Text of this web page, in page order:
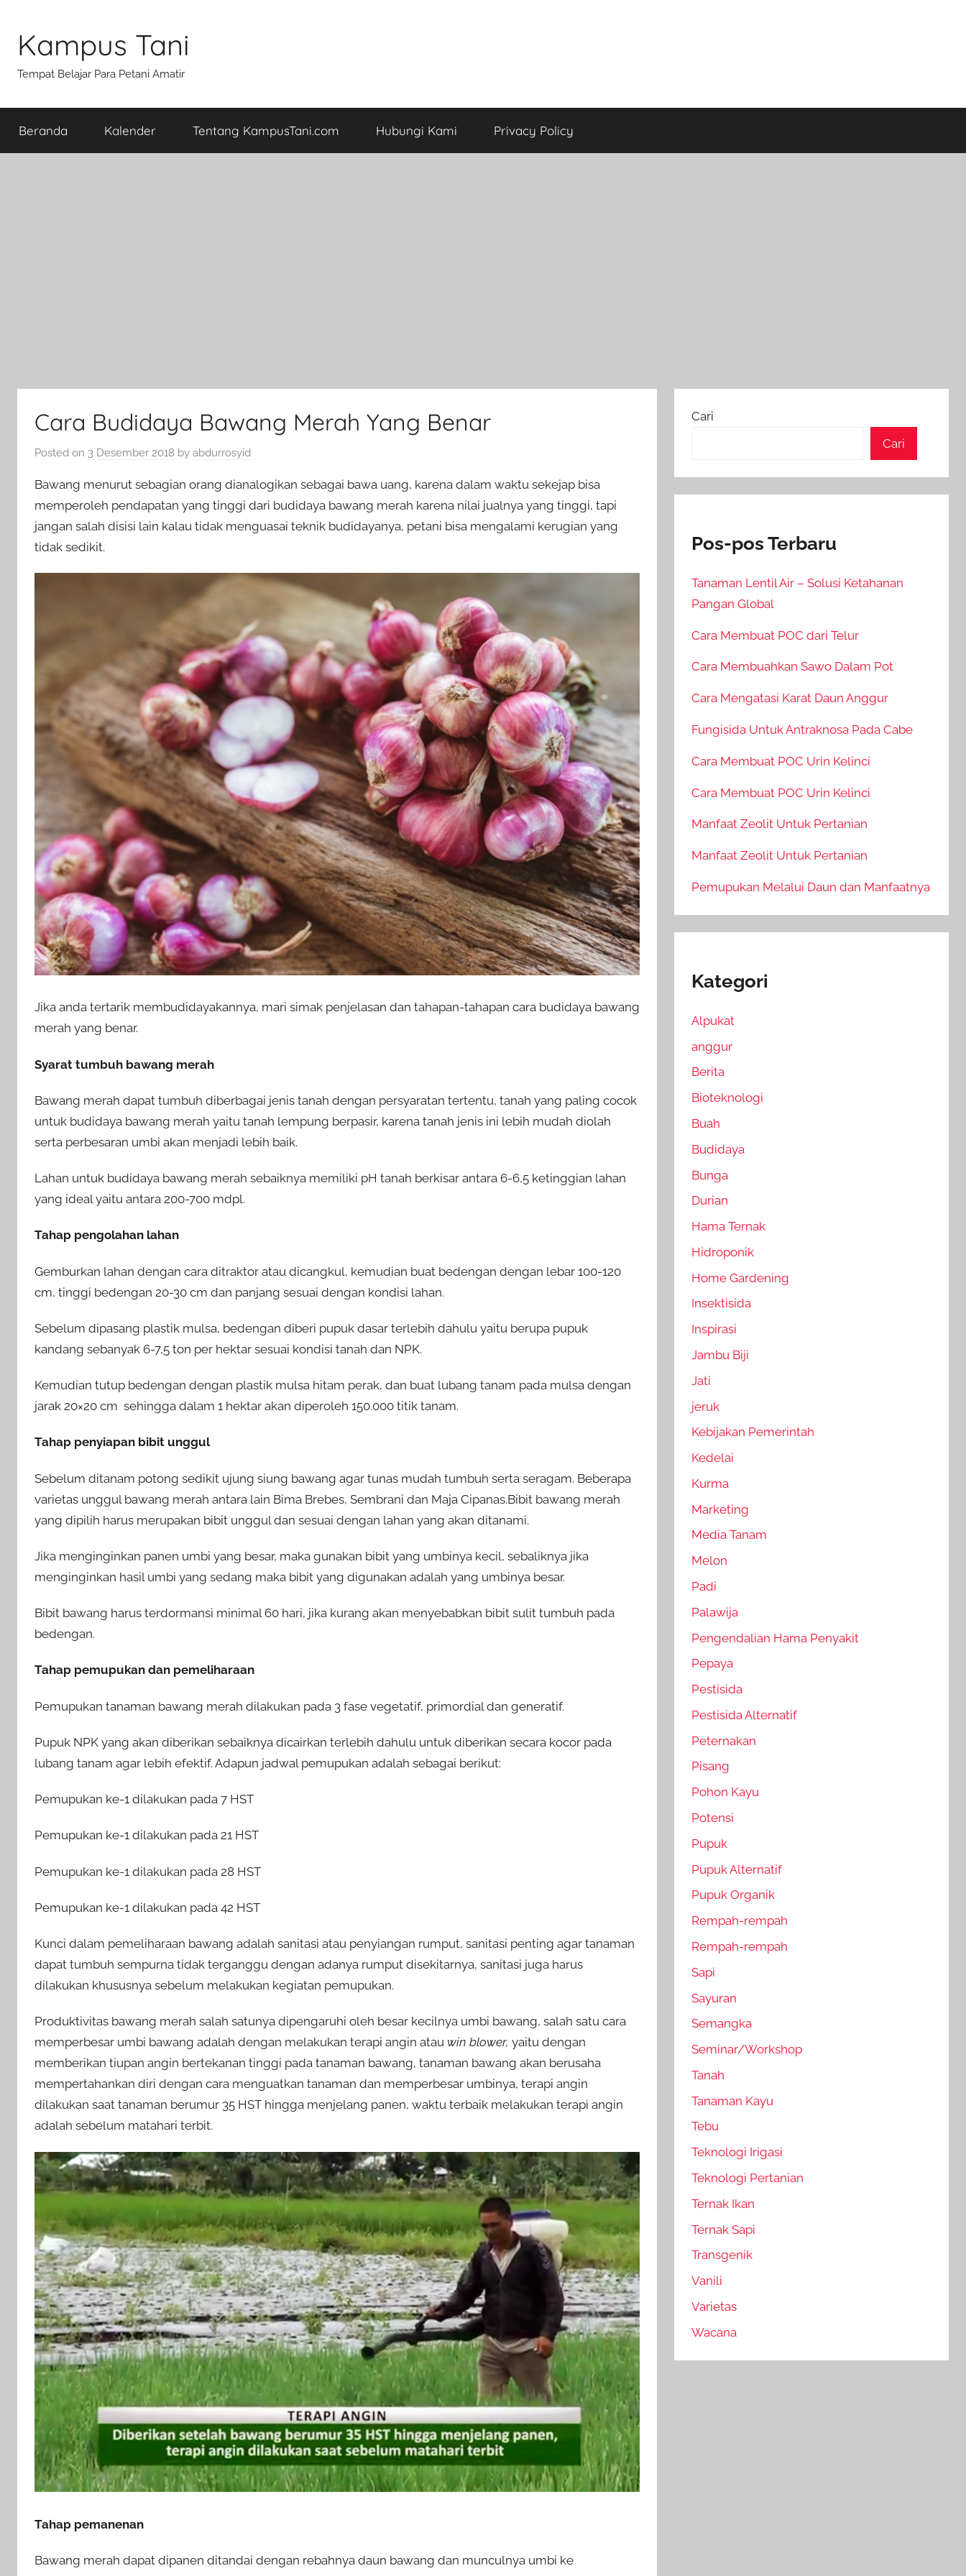
content
Kampus Tani
Tempat Belajar Para Petani Amatir
Beranda Kalender Tentang KampusTani.com Hubungi Kami Privacy Policy
Cara Budidaya Bawang Merah Yang Benar
Posted on 3 Desember 2018 by abdurrosyid
Bawang menurut sebagian orang dianalogikan sebagai bawa uang, karena dalam waktu sekejap bisa
memperoleh pendapatan yang tinggi dari budidaya bawang merah karena nilai jualnya yang tinggi, tapi
jangan salah disisi lain kalau tidak menguasai teknik budidayanya, petani bisa mengalami kerugian yang
tidak sedikit.
Jika anda tertarik membudidayakannya, mari simak penjelasan dan tahapan-tahapan cara budidaya bawang
merah yang benar.
Syarat tumbuh bawang merah
Bawang merah dapat tumbuh diberbagai jenis tanah dengan persyaratan tertentu, tanah yang paling cocok
untuk budidaya bawang merah yaitu tanah lempung berpasir, karena tanah jenis ini lebih mudah diolah
serta perbesaran umbi akan menjadi lebih baik.
Lahan untuk budidaya bawang merah sebaiknya memiliki pH tanah berkisar antara 6-6,5 ketinggian lahan
yang ideal yaitu antara 200-700 mdpl.
Tahap pengolahan lahan
Gemburkan lahan dengan cara ditraktor atau dicangkul, kemudian buat bedengan dengan lebar 100-120
cm, tinggi bedengan 20-30 cm dan panjang sesuai dengan kondisi lahan.
Sebelum dipasang plastik mulsa, bedengan diberi pupuk dasar terlebih dahulu yaitu berupa pupuk
kandang sebanyak 6-7,5 ton per hektar sesuai kondisi tanah dan NPK.
Kemudian tutup bedengan dengan plastik mulsa hitam perak, dan buat lubang tanam pada mulsa dengan
jarak 20×20 cm sehingga dalam 1 hektar akan diperoleh 150.000 titik tanam.
Tahap penyiapan bibit unggul
Sebelum ditanam potong sedikit ujung siung bawang agar tunas mudah tumbuh serta seragam. Beberapa
varietas unggul bawang merah antara lain Bima Brebes, Sembrani dan Maja Cipanas.Bibit bawang merah
yang dipilih harus merupakan bibit unggul dan sesuai dengan lahan yang akan ditanami.
Jika menginginkan panen umbi yang besar, maka gunakan bibit yang umbinya kecil, sebaliknya jika
menginginkan hasil umbi yang sedang maka bibit yang digunakan adalah yang umbinya besar.
Bibit bawang harus terdormansi minimal 60 hari, jika kurang akan menyebabkan bibit sulit tumbuh pada
bedengan.
Tahap pemupukan dan pemeliharaan
Pemupukan tanaman bawang merah dilakukan pada 3 fase vegetatif, primordial dan generatif.
Pupuk NPK yang akan diberikan sebaiknya dicairkan terlebih dahulu untuk diberikan secara kocor pada
lubang tanam agar lebih efektif. Adapun jadwal pemupukan adalah sebagai berikut:
Pemupukan ke-1 dilakukan pada 7 HST
Pemupukan ke-1 dilakukan pada 21 HST
Pemupukan ke-1 dilakukan pada 28 HST
Pemupukan ke-1 dilakukan pada 42 HST
Kunci dalam pemeliharaan bawang adalah sanitasi atau penyiangan rumput, sanitasi penting agar tanaman
dapat tumbuh sempurna tidak terganggu dengan adanya rumput disekitarnya, sanitasi juga harus
dilakukan khususnya sebelum melakukan kegiatan pemupukan.
Produktivitas bawang merah salah satunya dipengaruhi oleh besar kecilnya umbi bawang, salah satu cara
memperbesar umbi bawang adalah dengan melakukan terapi angin atau win blower, yaitu dengan
memberikan tiupan angin bertekanan tinggi pada tanaman bawang, tanaman bawang akan berusaha
mempertahankan diri dengan cara menguatkan tanaman dan memperbesar umbinya, terapi angin
dilakukan saat tanaman berumur 35 HST hingga menjelang panen, waktu terbaik melakukan terapi angin
adalah sebelum matahari terbit.
Tahap pemanenan
Bawang merah dapat dipanen ditandai dengan rebahnya daun bawang dan munculnya umbi ke
Cari
Cari
Pos-pos Terbaru
Tanaman Lentil Air – Solusi Ketahanan
Pangan Global
Cara Membuat POC dari Telur
Cara Membuahkan Sawo Dalam Pot
Cara Mengatasi Karat Daun Anggur
Fungisida Untuk Antraknosa Pada Cabe
Cara Membuat POC Urin Kelinci
Cara Membuat POC Urin Kelinci
Manfaat Zeolit Untuk Pertanian
Manfaat Zeolit Untuk Pertanian
Pemupukan Melalui Daun dan Manfaatnya
Kategori
Alpukat
anggur
Berita
Bioteknologi
Buah
Budidaya
Bunga
Durian
Hama Ternak
Hidroponik
Home Gardening
Insektisida
Inspirasi
Jambu Biji
Jati
jeruk
Kebijakan Pemerintah
Kedelai
Kurma
Marketing
Media Tanam
Melon
Padi
Palawija
Pengendalian Hama Penyakit
Pepaya
Pestisida
Pestisida Alternatif
Peternakan
Pisang
Pohon Kayu
Potensi
Pupuk
Pupuk Alternatif
Pupuk Organik
Rempah-rempah
Rempah-rempah
Sapi
Sayuran
Semangka
Seminar/Workshop
Tanah
Tanaman Kayu
Tebu
Teknologi Irigasi
Teknologi Pertanian
Ternak Ikan
Ternak Sapi
Transgenik
Vanili
Varietas
Wacana